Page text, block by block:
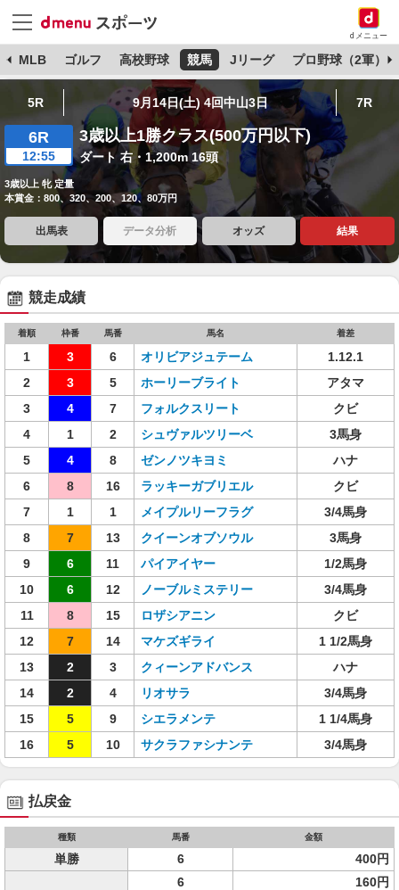
dメニュー
MLB ゴルフ 高校野球 競馬 Jリーグ プロ野球（2軍）
5R 9月14日(土) 4回中山3日 7R
6R
12:55
3歳以上1勝クラス(500万円以下)
ダート 右・1,200m 16頭
3歳以上 牝 定量
本賞金：800、320、200、120、80万円
出馬表 データ分析 オッズ 結果
競走成績
着順 枠番 馬番 馬名 着差
1 3 6 オリビアジュテーム
1.12.1
2
3 5 ホーリーブライト
アタマ
3
4 7 フォルクスリート
クビ
4
1 2 シュヴァルツリーベ
3馬身
5
4 8 ゼンノツキヨミ
ハナ
6
8 16 ラッキーガブリエル
クビ
7
1 1 メイプルリーフラグ
3/4馬身
8
7 13 クイーンオブソウル
3馬身
9
6 11 パイアイヤー
1/2馬身
10
6 12 ノーブルミステリー
3/4馬身
11
8 15 ロザシアニン
クビ
12
7 14 マケズギライ
1 1/2馬身
13
2 3 クィーンアドバンス
ハナ
14
2 4 リオサラ
3/4馬身
15
5 9 シエラメンテ
1 1/4馬身
16
5 10 サクラファシナンテ 3/4馬身
払戻金
種類 馬番 金額
単勝 6 400円
6
160円